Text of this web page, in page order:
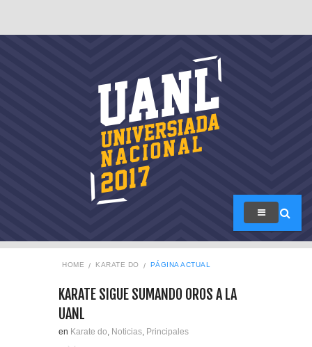
HOME KARATE DO PÁGINA ACTUAL
KARATE SIGUE SUMANDO OROS A LA
UANL
en Karate do Noticias Principales